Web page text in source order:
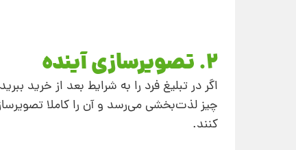
2. تصویرسازی آینده
اگر در تبلیغ فرد را به شرایط بعد از
چیز لذت‌بخشی می‌رسد و آن را کاملا
کنند.